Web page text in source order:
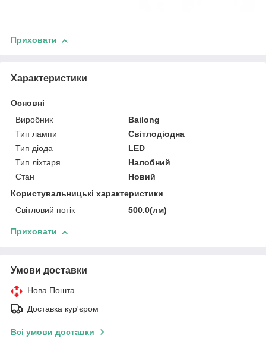
Приховати
Характеристики
Основні
Виробник
Bailong
Тип лампи
Світлодіодна
Тип діода
LED
Тип ліхтаря
Налобний
Стан
Новий
Користувальницькі характеристики
Світловий потік
500.0(лм)
Приховати
Умови доставки
Нова Пошта
Доставка кур'єром
Всі умови доставки